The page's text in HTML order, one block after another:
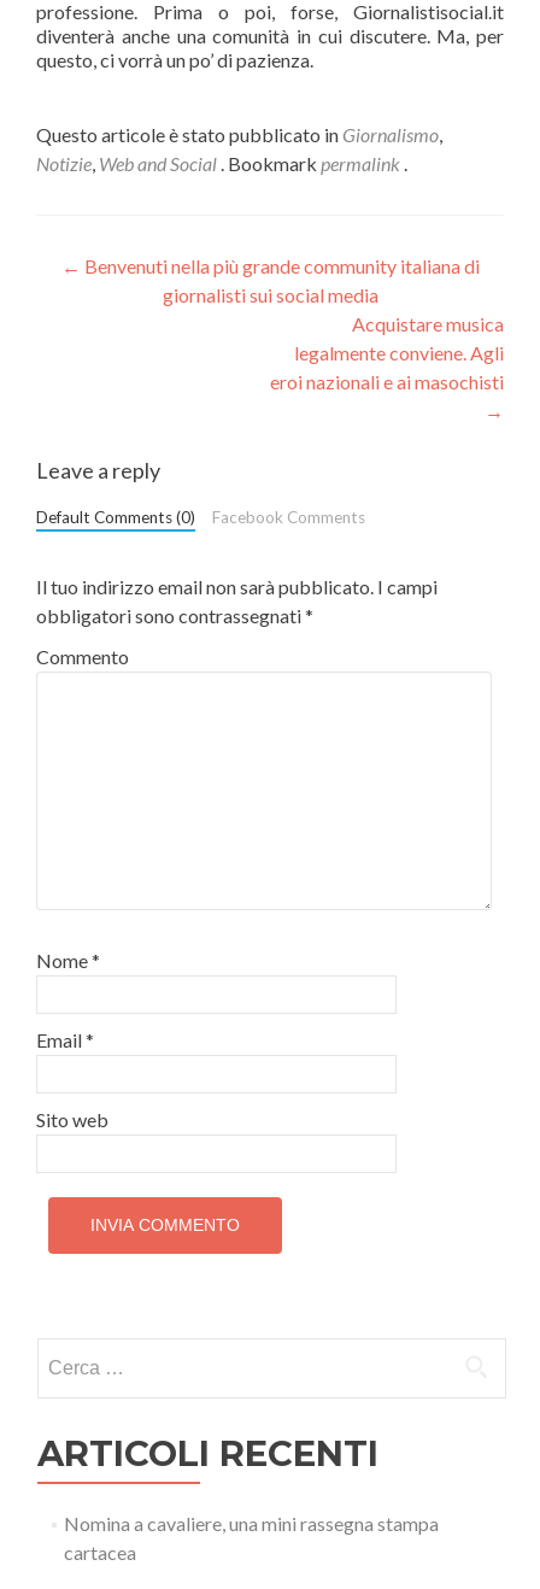
professione. Prima o poi, forse, Giornalistisocial.it
diventerà anche una comunità in cui discutere. Ma, per
questo, ci vorrà un po’ di pazienza.
Questo articole è stato pubblicato in Giornalismo,
Notizie, Web and Social . Bookmark permalink .
Navigazione
articolo
← Benvenuti nella più grande community italiana di
giornalisti sui social media
Acquistare musica
legalmente conviene. Agli
eroi nazionali e ai masochisti
→
Leave a reply
Default Comments (0) Facebook Comments
Il tuo indirizzo email non sarà pubblicato. I campi
obbligatori sono contrassegnati*
Commento
Nome*
Email*
Sito web
per:
ARTICOLI RECENTI
Nomina a cavaliere, una mini rassegna stampa
cartacea